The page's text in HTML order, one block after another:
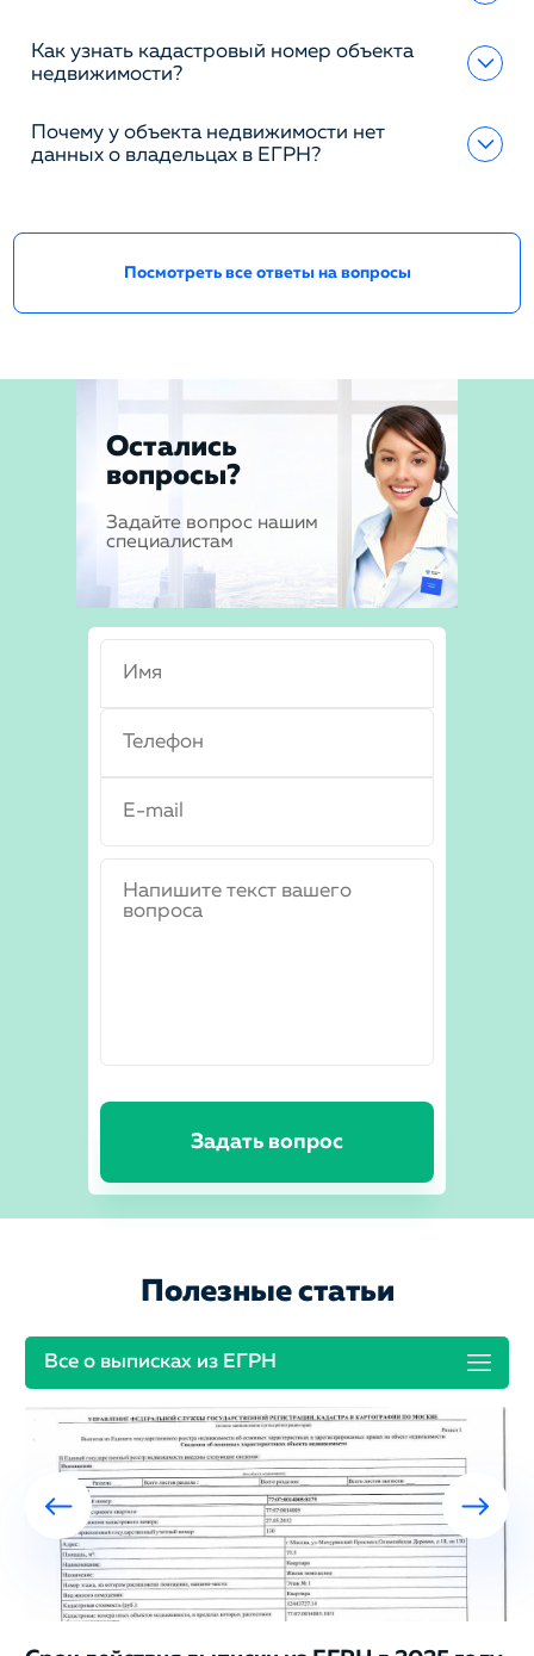
Как узнать кадастровый номер объекта
недвижимости?
Почему у объекта недвижимости нет
данных о владельцах в ЕГРН?
Посмотреть все ответы на вопросы
Остались
вопросы?
Задайте вопрос нашим
специалистам
Задать вопрос
Полезные статьи
Все о выписках из ЕГРН